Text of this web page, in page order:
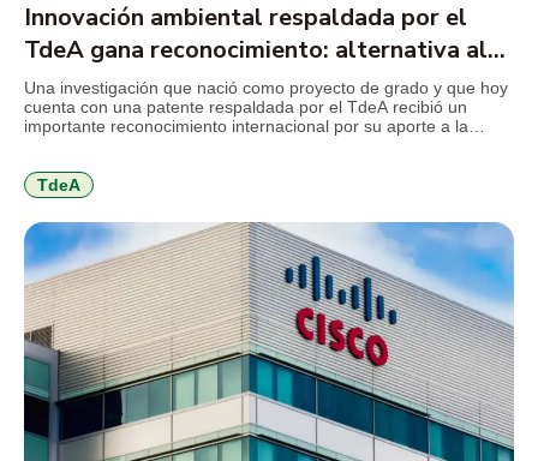
Innovación ambiental respaldada por el
TdeA gana reconocimiento: alternativa al
mercurio en la minería
Una investigación que nació como proyecto de grado y que hoy
cuenta con una patente respaldada por el TdeA recibió un
importante reconocimiento internacional por su aporte a la
elaborado a partir de la cáscara de cacao, una […]
TdeA